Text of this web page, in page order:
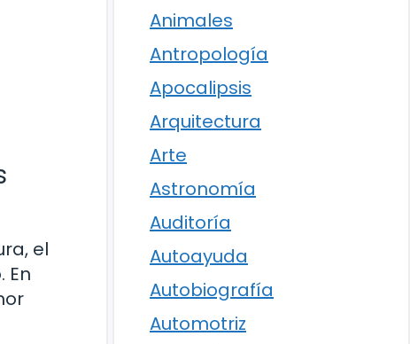
el
En
Animales
Antropología
Apocalipsis
Arquitectura
Arte
Astronomía
Auditoría
Autoayuda
Autobiografía
Automotriz